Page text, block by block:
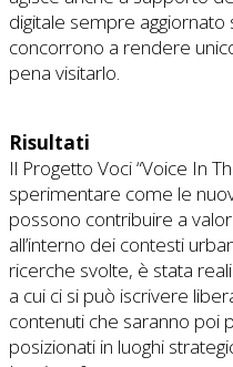
digitale sempre aggiornato
concorrono a rendere
pena visitarlo.
Risultati
Il Progetto Voci “Voice In
sperimentare come le
possono contribuire a
all’interno dei contesti
ricerche svolte, è stata
a cui ci si può iscrivere
contenuti che saranno poi
posizionati in luoghi